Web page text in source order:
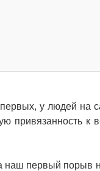
у людей на
привязанность
наш первый порыв